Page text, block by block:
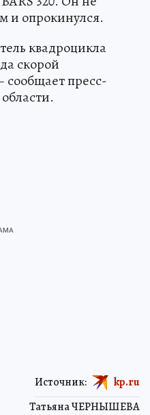
и опрокинулся.
квадроцикла
скорой
пресс-
Татьяна ЧЕРНЫШЕВА
Источник: kp.ru